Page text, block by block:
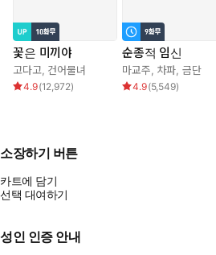
꽃은 미끼야
고다고, 건어물녀
4.9(12,972)
순종적 임신
마교주, 차파, 금단
4.9(5,549)
소장하기 버튼
카트에 담기
선택 대여하기
성인 인증 안내